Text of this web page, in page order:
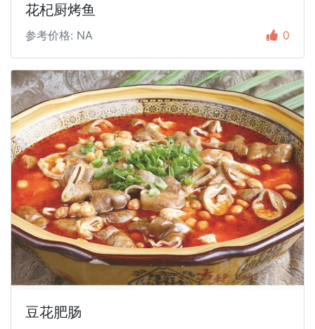
花杞厨烤鱼
参考价格: NA 0
豆花肥肠